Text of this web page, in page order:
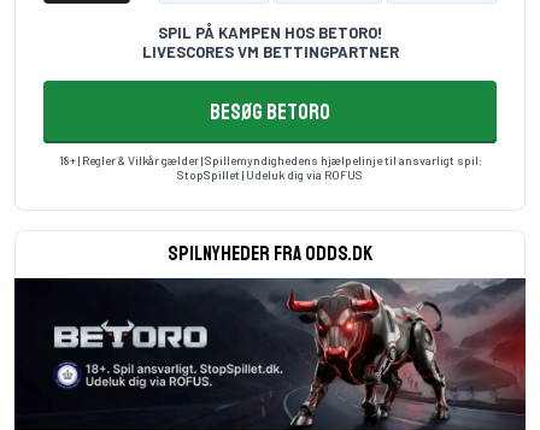
SPIL PÅ KAMPEN HOS BETORO!
LIVESCORES VM BETTINGPARTNER
BESØG BETORO
18+ | Regler & Vilkår gælder | Spillemyndighedens hjælpelinje til ansvarligt spil:
StopSpillet | Udeluk dig via ROFUS
Spilnyheder fra odds.dk